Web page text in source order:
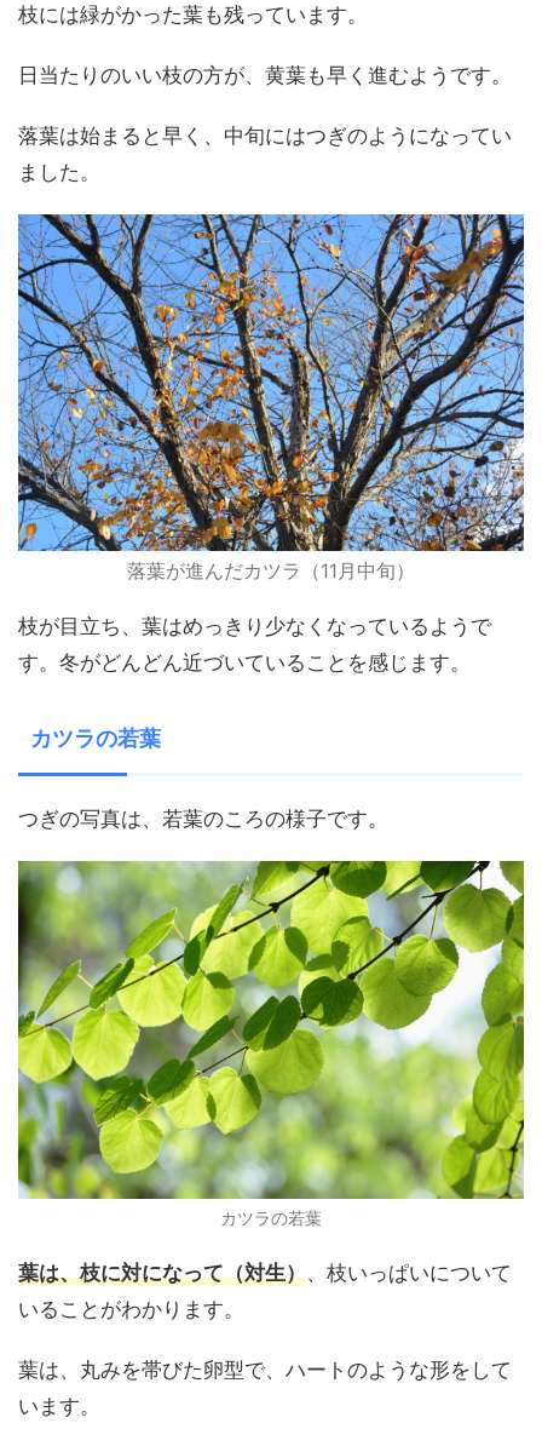
枝には緑がかった葉も残っています。
日当たりのいい枝の方が、黄葉も早く進むようです。
落葉は始まると早く、中旬にはつぎのようになってい
ました。
落葉が進んだカツラ（11月中旬）
枝が目立ち、葉はめっきり少なくなっているようで
す。冬がどんどん近づいていることを感じます。
カツラの若葉
つぎの写真は、若葉のころの様子です。
カツラの若葉
葉は、枝に対になって（対生）、枝いっぱいについて
いることがわかります。
葉は、丸みを帯びた卵型で、ハートのような形をして
います。